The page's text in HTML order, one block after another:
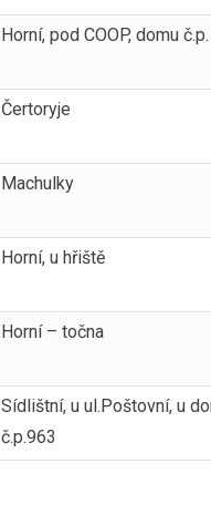
Horní, pod COOP, domu
Čertoryje
Machulky
Horní, u hřiště
Horní – točna
Sídlištní, u ul.Poštovní, u
č.p.963